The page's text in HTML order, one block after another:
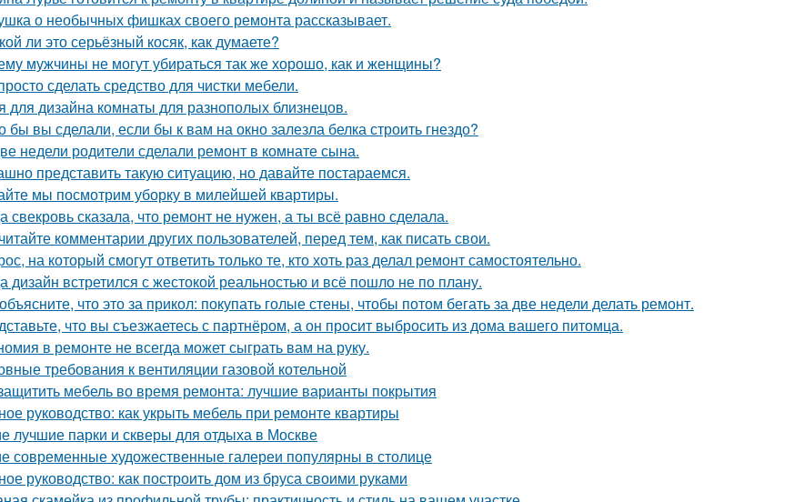
о необычных фишках своего ремонта рассказывает.
ли это серьёзный косяк, как думаете?
мужчины не могут убираться так же хорошо, как и женщины?
сделать средство для чистки мебели.
для дизайна комнаты для разнополых близнецов.
бы вы сделали, если бы к вам на окно залезла белка строить гнездо?
недели родители сделали ремонт в комнате сына.
представить такую ситуацию, но давайте постараемся.
мы посмотрим уборку в милейшей квартиры.
свекровь сказала, что ремонт не нужен, а ты всё равно сделала.
комментарии других пользователей, перед тем, как писать свои.
на который смогут ответить только те, кто хоть раз делал ремонт самостоятельно.
дизайн встретился с жестокой реальностью и всё пошло не по плану.
что это за прикол: покупать голые стены, чтобы потом бегать за две недели делать ремонт.
что вы съезжаетесь с партнёром, а он просит выбросить из дома вашего питомца.
в ремонте не всегда может сыграть вам на руку.
требования к вентиляции газовой котельной
мебель во время ремонта: лучшие варианты покрытия
руководство: как укрыть мебель при ремонте квартиры
лучшие парки и скверы для отдыха в Москве
современные художественные галереи популярны в столице
руководство: как построить дом из бруса своими руками